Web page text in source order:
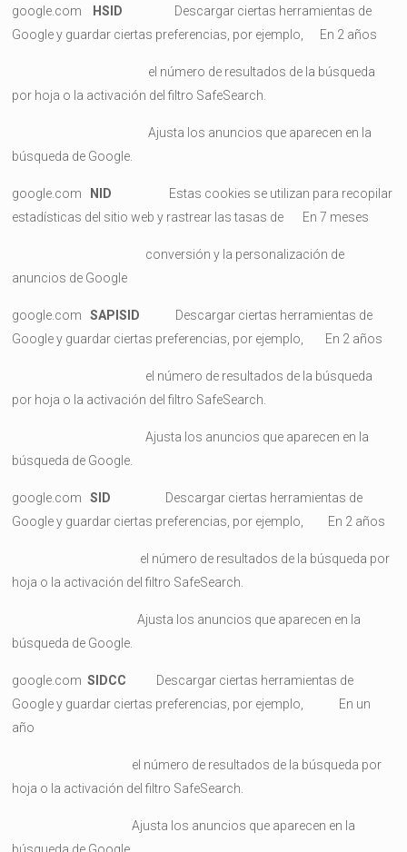
google.com HSID Descargar ciertas herramientas de
Google y guardar ciertas preferencias, por ejemplo, En 2 años
el número de resultados de la búsqueda
por hoja o la activación del filtro SafeSearch.
Ajusta los anuncios que aparecen en la
búsqueda de Google.
google.com NID Estas cookies se utilizan para recopilar
estadísticas del sitio web y rastrear las tasas de En 7 meses
conversión y la personalización de
anuncios de Google
google.comSAPISID Descargar ciertas herramientas de
Google y guardar ciertas preferencias, por ejemplo, En 2 años
el número de resultados de la búsqueda
por hoja o la activación del filtro SafeSearch.
Ajusta los anuncios que aparecen en la
búsqueda de Google.
google.comSID Descargar ciertas herramientas de
Google y guardar ciertas preferencias, por ejemplo, En 2 años
el número de resultados de la búsqueda por
hoja o la activación del filtro SafeSearch.
Ajusta los anuncios que aparecen en la
búsqueda de Google.
google.comSIDCC Descargar ciertas herramientas de
Google y guardar ciertas preferencias, por ejemplo, En un
año
el número de resultados de la búsqueda por
hoja o la activación del filtro SafeSearch.
Ajusta los anuncios que aparecen en la